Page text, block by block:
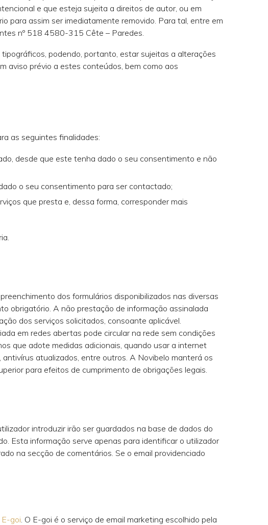
e que esteja sujeita a direitos de autor, ou em
para assim ser imediatamente removido. Para tal, entre em
nº 518 4580-315 Cête – Paredes.
podendo, portanto, estar sujeitas a alterações
aviso prévio a estes conteúdos, bem como aos
as seguintes finalidades:
desde que este tenha dado o seu consentimento e não
o seu consentimento para ser contactado;
que presta e, dessa forma, corresponder mais
dos formulários disponibilizados nas diversas
obrigatório. A não prestação de informação assinalada
dos serviços solicitados, consoante aplicável.
em redes abertas pode circular na rede sem condições
que adote medidas adicionais, quando usar a internet
atualizados, entre outros. A Novibelo manterá os
para efeitos de cumprimento de obrigações legais.
introduzir irão ser guardados na base de dados do
Esta informação serve apenas para identificar o utilizador
na secção de comentários. Se o email providenciado
E-goi . O E-goi é o serviço de email marketing escolhido pela